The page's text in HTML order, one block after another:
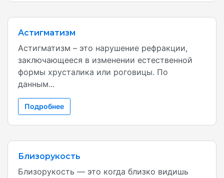
Астигматизм
Астигматизм – это нарушение рефракции,
заключающееся в изменении естественной
формы хрусталика или роговицы. По
данным...
Подробнее
Близорукость
Близорукость — это когда близко видишь